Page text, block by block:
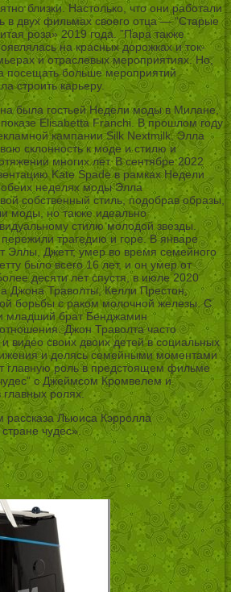
близки. Настолько, что они работали
в двух фильмах своего отца — “Старые
роза» 2019 года. ”Пара также
на красных дорожках и ток-
и отраслевых мероприятиях. Но,
посещать больше мероприятий
строить карьеру.
была гостьей Недели моды в Милане,
Elisabetta Franchi. В прошлом году
кампании Silk Nextmilk. Элла
склонность к моде и стилю и
многих лет. В сентябре 2022
Kate Spade в рамках Недели
неделях моды Элла
собственный стиль, подобрав образы,
моды, но также идеально
стилю молодой звезды.
трагедию и горе. В январе
Эллы, Джетт, умер во время семейного
было всего 16 лет, и он умер от
десяти лет спустя, в июле 2020
Джона Траволты, Келли Престон,
борьбы с раком молочной железы. С
младший брат Бенджамин
Джон Траволта часто
видео своих двоих детей в социальных
и делясь семейными моментами
главную роль в предстоящем фильме
с Джеймсом Кромвелем и
ролях.
Льюиса Кэрролла
чудес».